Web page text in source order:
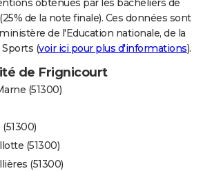
obtenues par les bacheliers de
de la note finale). Ces données sont
de l'Education nationale, de la
(voir ici pour plus d'informations).
de Frignicourt
(51300)
(51300)
(51300)